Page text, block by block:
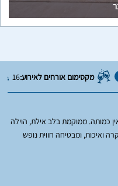
מקסימום אורחים לאירוע:16
כמותה. ממוקמת בלב אילת, הוילה
ואיכות, ומבטיחה חווית נופש